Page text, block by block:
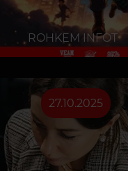
ROHKEM INFOT
27.10.2025